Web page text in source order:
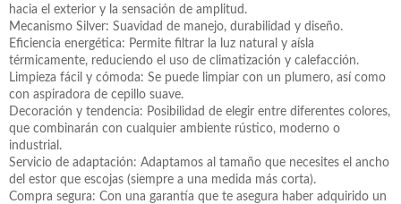
hacia el exterior y la sensación de amplitud.
Mecanismo Silver: Suavidad de manejo, durabilidad y diseño.
Eficiencia energética: Permite filtrar la luz natural y aísla
térmicamente, reduciendo el uso de climatización y calefacción.
Limpieza fácil y cómoda: Se puede limpiar con un plumero, así como
con aspiradora de cepillo suave.
Decoración y tendencia: Posibilidad de elegir entre diferentes colores,
que combinarán con cualquier ambiente rústico, moderno o
industrial.
Servicio de adaptación: Adaptamos al tamaño que necesites el ancho
del estor que escojas (siempre a una medida más corta).
Compra segura: Con una garantía que te asegura haber adquirido un